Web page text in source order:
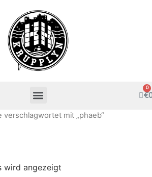
€
verschlagwortet mit „phaeb“
wird angezeigt